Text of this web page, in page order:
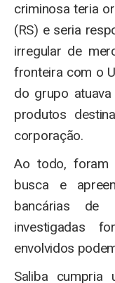
criminosa teria
(RS) e seria
irregular de
fronteira com o
do grupo
produtos
corporação.
Ao todo, foram
busca e
bancárias de
investigadas
envolvidos
Saliba cumpria